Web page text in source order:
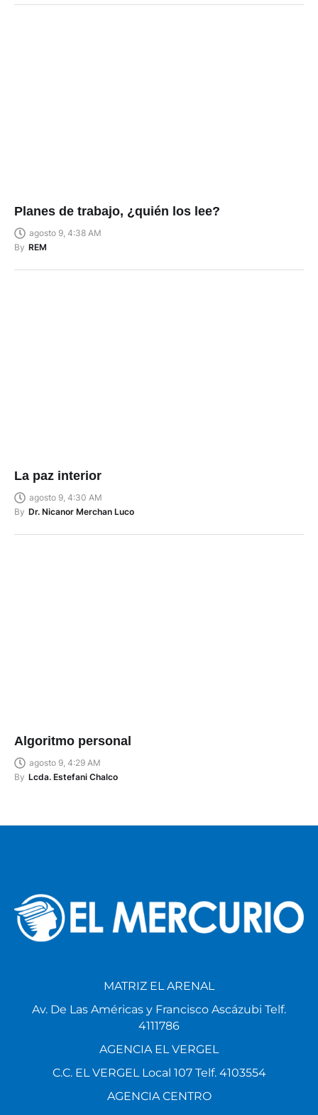
Planes de trabajo, ¿quién los lee?
agosto 9, 4:38 AM
By REM
La paz interior
agosto 9, 4:30 AM
By Dr. Nicanor Merchan Luco
Algoritmo personal
agosto 9, 4:29 AM
By Lcda. Estefani Chalco
MATRIZ EL ARENAL
Av. De Las Américas y Francisco Ascázubi Telf.
4111786
AGENCIA EL VERGEL
C.C. EL VERGEL Local 107 Telf. 4103554
AGENCIA CENTRO